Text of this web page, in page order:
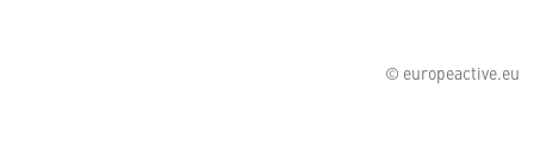
© europeactive.eu